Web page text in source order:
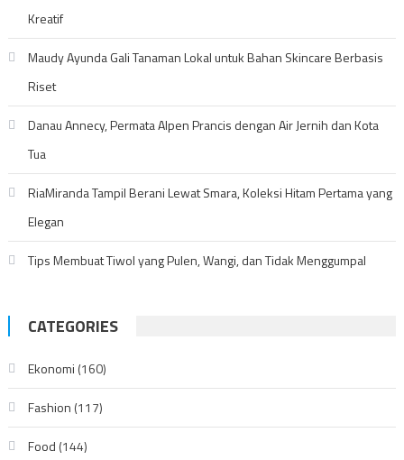
Kreatif
Maudy Ayunda Gali Tanaman Lokal untuk Bahan Skincare Berbasis
Riset
Danau Annecy, Permata Alpen Prancis dengan Air Jernih dan Kota
Tua
RiaMiranda Tampil Berani Lewat Smara, Koleksi Hitam Pertama yang
Elegan
Tips Membuat Tiwol yang Pulen, Wangi, dan Tidak Menggumpal
CATEGORIES
Ekonomi (160)
Fashion (117)
Food (144)